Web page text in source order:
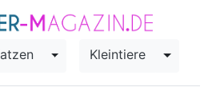
Toggle Dropdown
Kleintiere Toggle